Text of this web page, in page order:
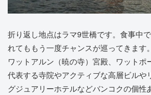
折り返し地点はラマ9世橋です。食事中
れてももう一度チャンスが巡ってきます。
ワットアルン（暁の寺）宮殿、ワットポ
代表する寺院やアクティブな高層ビルや
グジュアリーホテルなどバンコクの個性